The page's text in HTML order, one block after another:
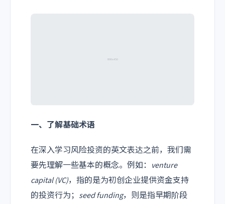
一、了解基础术语
在深入学习风险投资的英文表达之前，我们需
要先理解一些基本的概念。例如： venture
capital (VC)，指的是为初创企业提供资金支持
的投资行为； seed funding，则是指早期阶段